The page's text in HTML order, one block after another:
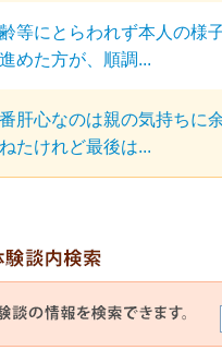
等にとらわれず本人の様
めた方が、順調...
肝心なのは親の気持ちに
たけれど最後は...